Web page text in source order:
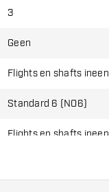
3
Geen
Flights en shafts ineen
Standard 6 (NO6)
Flights en shafts ineen